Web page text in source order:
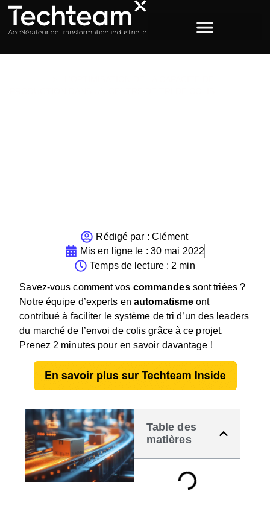
Rédigé par : Clément
Mis en ligne le : 30 mai 2022
Temps de lecture : 2 min
Savez-vous comment vos commandessont triées ?
Notre équipe d’experts en automatisme ont
contribué à faciliter le système de tri d’un des leaders
du marché de l’envoi de colis grâce à ce projet.
Prenez 2 minutes pour en savoir davantage !
Table des
matières